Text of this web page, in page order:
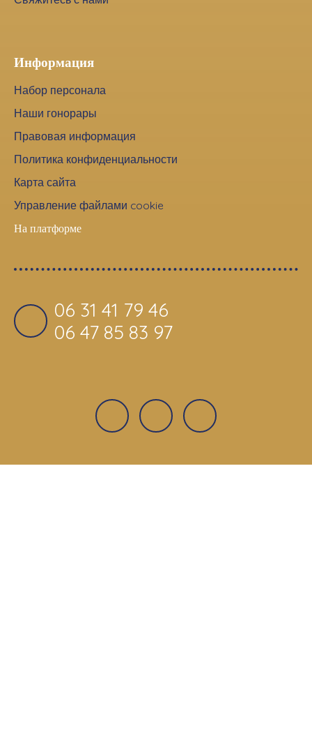
Информация
Набор персонала
Наши гонорары
Правовая информация
Политика конфиденциальности
Карта сайта
Управление файлами cookie
На платформе
06 31 41 79 46
06 47 85 83 97